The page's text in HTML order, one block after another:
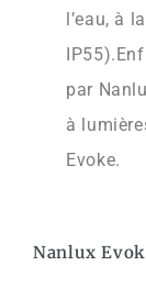
l’eau, à
par
à
Evoke.
Nanlux